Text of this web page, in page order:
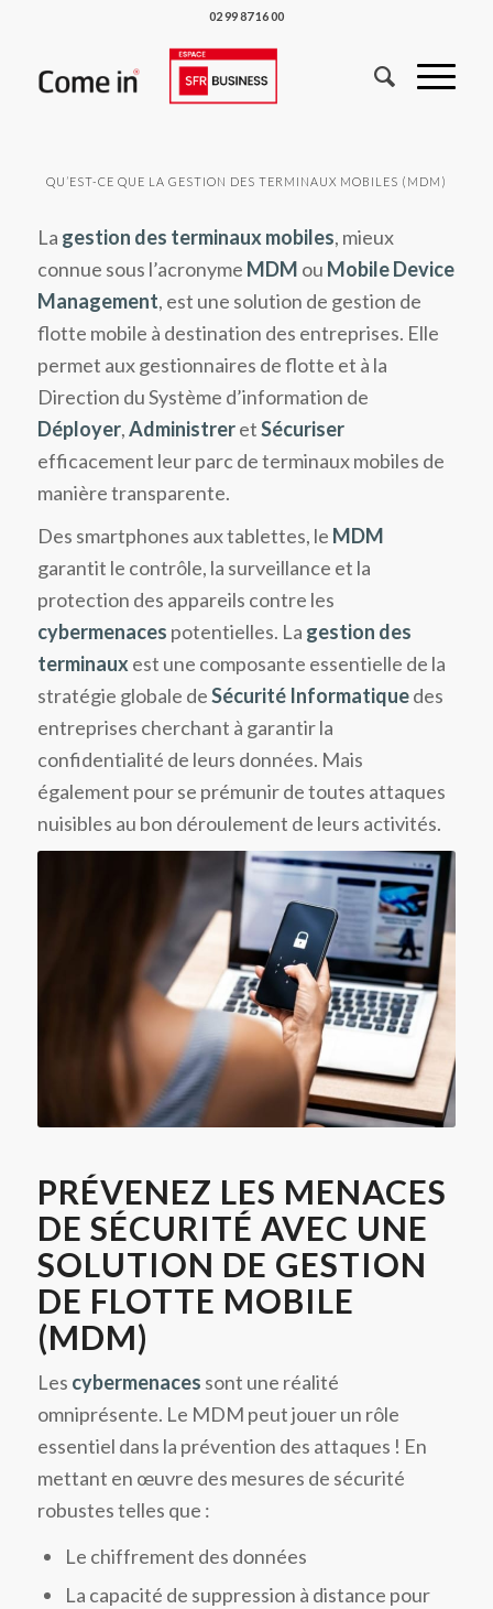
02 99 87 16 00
QU’EST-CE QUE LA GESTION DES TERMINAUX MOBILES (MDM)
La gestion des terminaux mobiles, mieux
connue sous l’acronyme MDM ou Mobile Device
Management, est une solution de gestion de
flotte mobile à destination des entreprises. Elle
permet aux gestionnaires de flotte et à la
Direction du Système d’information de
Déployer,AdministreretSécuriser
efficacement leur parc de terminaux mobiles de
manière transparente.
Des smartphones aux tablettes, le MDM
garantit le contrôle, la surveillance et la
protection des appareils contre les
cybermenaces potentielles. La gestion des
terminaux est une composante essentielle de la
stratégie globale deSécurité Informatiquedes
entreprises cherchant à garantir la
confidentialité de leurs données. Mais
également pour se prémunir de toutes attaques
nuisibles au bon déroulement de leurs activités.
PRÉVENEZ LES MENACES
DE SÉCURITÉ AVEC UNE
SOLUTION DE GESTION
DE FLOTTE MOBILE
(MDM)
Les cybermenaces sont une réalité
omniprésente. Le MDM peut jouer un rôle
essentiel dans la prévention des attaques ! En
mettant en œuvre des mesures de sécurité
robustes telles que :
Le chiffrement des données
La capacité de suppression à distance pour